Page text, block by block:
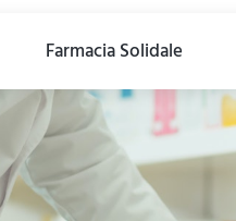
Farmacia Solidale